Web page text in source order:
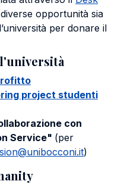
opportunità sia
per donare il
project studenti
con
Service" (per
)